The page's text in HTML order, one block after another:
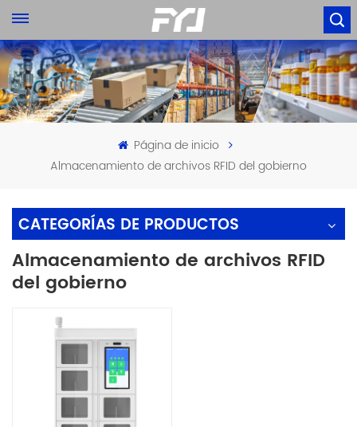
Página de inicio
Almacenamiento de archivos RFID del gobierno
CATEGORÍAS DE PRODUCTOS
Almacenamiento de archivos RFID
del gobierno